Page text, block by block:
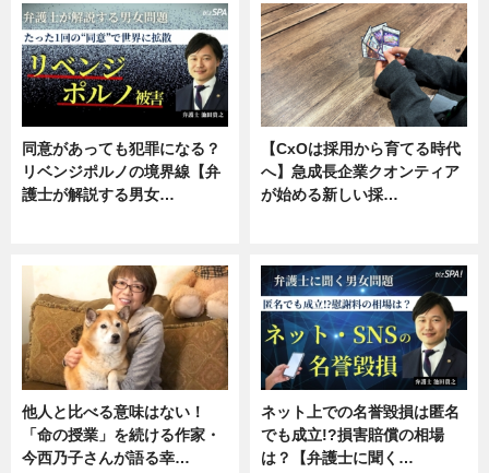
同意があっても犯罪になる？
リベンジポルノの境界線【弁
護士が解説する男女…
【CxOは採用から育てる時代
へ】急成長企業クオンティア
が始める新しい採…
他人と比べる意味はない！
「命の授業」を続ける作家・
今西乃子さんが語る幸…
ネット上での名誉毀損は匿名
でも成立!?損害賠償の相場
は？【弁護士に聞く…